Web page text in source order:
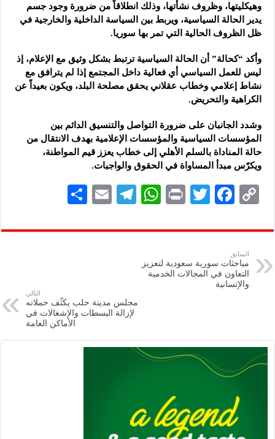
وهيكليتها، وظروف نشأتها، وذلك انطلاقاً من ضرورة وجود جسم
يدير الحالة السياسية، ويربط بين السياسة الداخلية والخارجية في
ظل الظروف الحالية التي تمر بها سوريا.
وأكد “كحالة” أن الحالة السياسية ترتبط بشكل وثيق مع الإعلام، إذ
ليس للعمل السياسي أي فعالية داخل المجتمع إذا لم يترافق مع
نشاط إعلامي وخطاب عقلاني يحقق مصلحة البلد، ويكون بعيداً عن
الكراهية والتحريض.
وشدد الجانبان على ضرورة التواصل والتنسيق الدائم بين
المؤسسات السياسية والمؤسسات الإعلامية بهدف الانتقال من
حالة المناداة بالسلم الأهلي إلى خطاب يعزز قيم المواطنة،
ويكرّس مبدأ المساواة في الحقوق والواجبات.
C
p
y
Li
n
F
eb
k
T
tt
P
nt
W
at
p
Te
gr
E
ai
ar
السابق
مباحثات سورية سعودية لتعزيز
التعاون في المجالات الخدمية
والإنسانية ‏
التالي
مجلس مدينة حلب يكثّف حملاته
لإزالة البسطات والإشغالات في
الأماكن العامة